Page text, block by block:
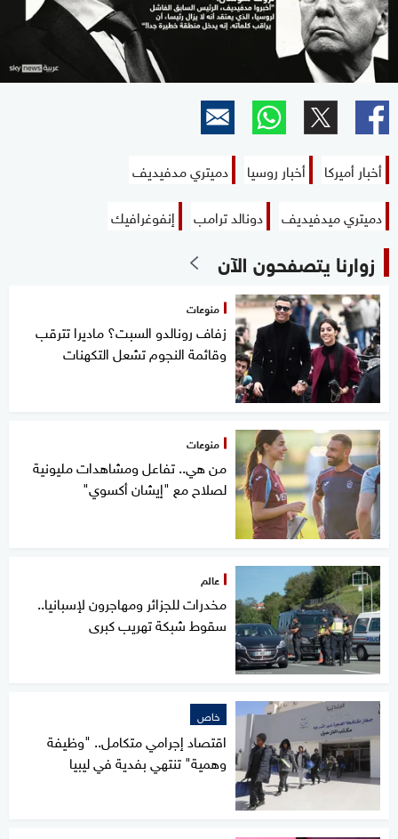
أخبار أميركا أخبار روسيا
دميتري مدفيديف
دميتري ميدفيديف
دونالد ترامب إنفوغرافيك
زوارنا يتصفحون الآن
منوعات
زفاف رونالدو السبت؟ ماديرا تترقب
وقائمة النجوم تشعل التكهنات
منوعات
من هي.. تفاعل ومشاهدات مليونية
لصلاح مع "إيشان أكسوي"
عالم
مخدرات للجزائر ومهاجرون لإسبانيا..
سقوط شبكة تهريب كبرى
خاص
اقتصاد إجرامي متكامل.. "وظيفة
وهمية" تنتهي بفدية في ليبيا